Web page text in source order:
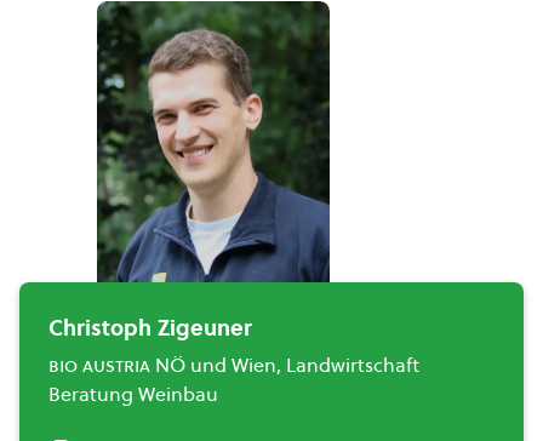
Christoph Zigeuner
bio austria NÖ und Wien, Landwirtschaft
Beratung Weinbau